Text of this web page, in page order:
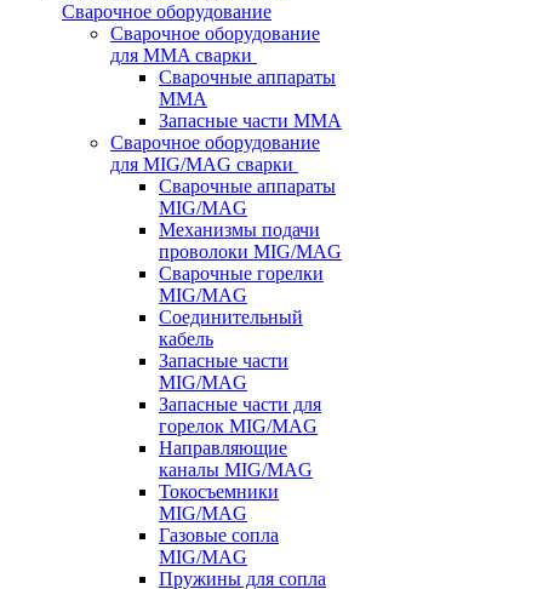
Сварочное оборудование
Сварочное оборудование
для MMA сварки
Сварочные аппараты
MMA
Запасные части MMA
Сварочное оборудование
для MIG/MAG сварки
Сварочные аппараты
MIG/MAG
Механизмы подачи
проволоки MIG/MAG
Сварочные горелки
MIG/MAG
Соединительный
кабель
Запасные части
MIG/MAG
Запасные части для
горелок MIG/MAG
Направляющие
каналы MIG/MAG
Токосъемники
MIG/MAG
Газовые сопла
MIG/MAG
Пружины для сопла